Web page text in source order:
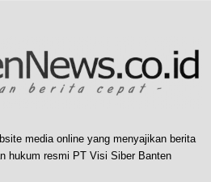
media online yang menyajikan berita
hukum resmi PT Visi Siber Banten